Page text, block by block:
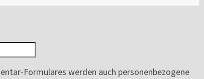
Formulares werden auch personenbezogene